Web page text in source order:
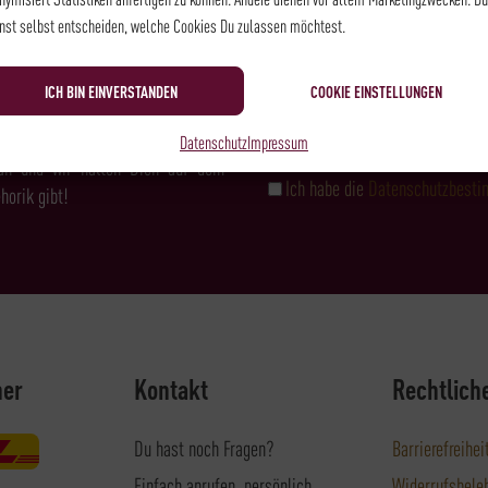
selbst entscheiden, welche Cookies Du zulassen möchtest.
ICH BIN EINVERSTANDEN COOKIE EINSTELLUNGEN
DatenschutzImpressum
NEWSLETTER
und wir halten Dich auf dem
gibt!
Ich habe die
Kontakt
Du hast noch Fragen?